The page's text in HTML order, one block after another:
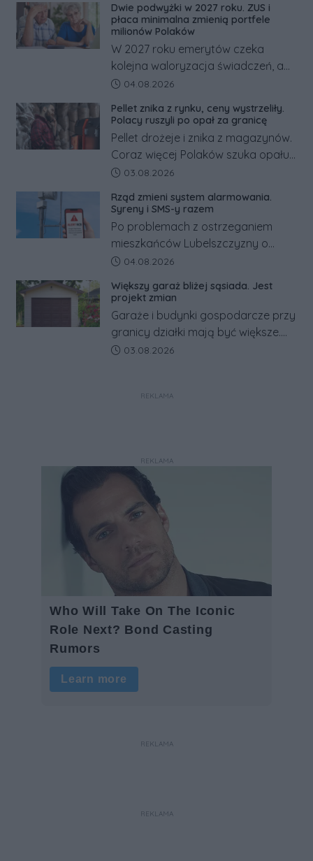
odwrócić nawet natychmiastowe
działania służb ratunkowych.
Dwie podwyżki w 2027 roku. ZUS i
płaca minimalna zmienią portfele
milionów Polaków
W 2027 roku emerytów czeka
kolejna waloryzacja świadczeń, a
pracowników podwyżka płacy
tym zmianom zyskają.
Data dodania artykułu:
04.08.2026
Pellet znika z rynku, ceny wystrzeliły.
Polacy ruszyli po opał za granicę
Pellet drożeje i znika z magazynów.
Coraz więcej Polaków szuka opału
za granicą, gdzie bywa nawet
Co się dzieje?
Data dodania artykułu:
03.08.2026
Rząd zmieni system alarmowania.
Syreny i SMS-y razem
Po problemach z ostrzeganiem
mieszkańców Lubelszczyzny o
rosyjskim zagrożeniu rząd
alarmowych, alertów RCB i aplikacji
w jeden system.
Data dodania artykułu:
04.08.2026
Większy garaż bliżej sąsiada. Jest
projekt zmian
Garaże i budynki gospodarcze przy
granicy działki mają być większe.
Projekt zaostrza też zasady
Data dodania artykułu:
03.08.2026
REKLAMA
REKLAMA
REKLAMA
REKLAMA